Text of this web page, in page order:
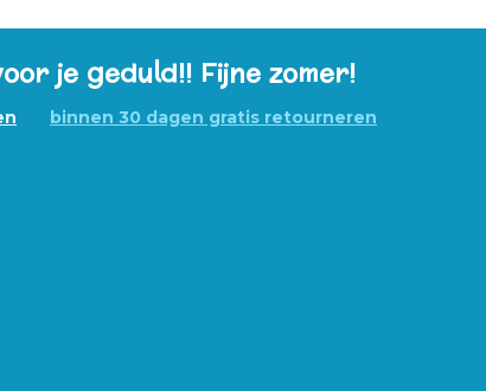
je geduld!! Fijne zomer!
binnen 30 dagen gratis retourneren